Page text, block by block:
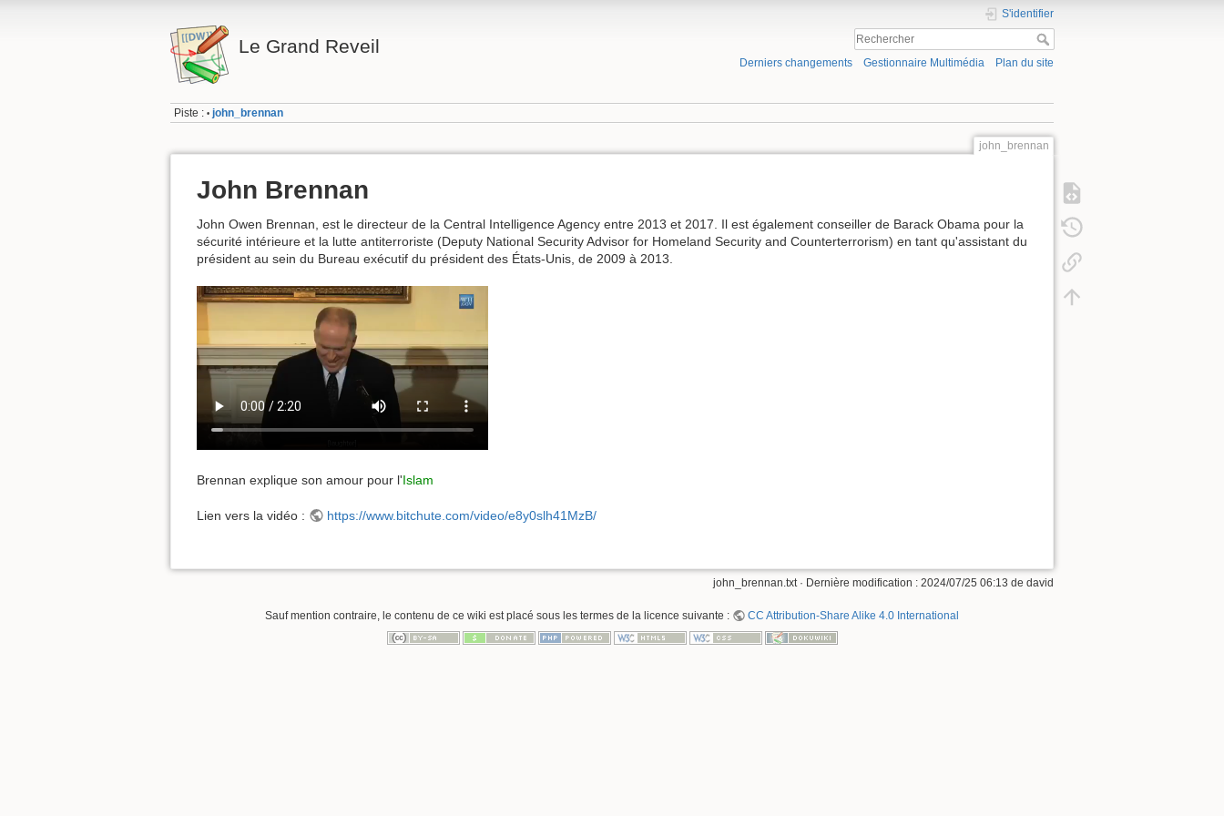
Le Grand Reveil
S'identifier
Derniers changements Gestionnaire Multimédia Plan du site
Piste : • john_brennan
john_brennan
John Brennan
John Owen Brennan, est le directeur de la Central Intelligence Agency entre 2013 et 2017. Il est également conseiller de Barack Obama pour la
sécurité intérieure et la lutte antiterroriste (Deputy National Security Advisor for Homeland Security and Counterterrorism) en tant qu'assistant du
président au sein du Bureau exécutif du président des États-Unis, de 2009 à 2013.
Brennan explique son amour pour l'Islam
Lien vers la vidéo : https://www.bitchute.com/video/e8y0slh41MzB/
john_brennan.txt · Dernière modification : 2024/07/25 06:13 de david
Sauf mention contraire, le contenu de ce wiki est placé sous les termes de la licence suivante : CC Attribution-Share Alike 4.0 International